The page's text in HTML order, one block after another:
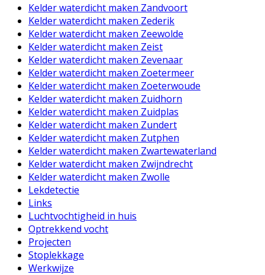
Kelder waterdicht maken Zandvoort
Kelder waterdicht maken Zederik
Kelder waterdicht maken Zeewolde
Kelder waterdicht maken Zeist
Kelder waterdicht maken Zevenaar
Kelder waterdicht maken Zoetermeer
Kelder waterdicht maken Zoeterwoude
Kelder waterdicht maken Zuidhorn
Kelder waterdicht maken Zuidplas
Kelder waterdicht maken Zundert
Kelder waterdicht maken Zutphen
Kelder waterdicht maken Zwartewaterland
Kelder waterdicht maken Zwijndrecht
Kelder waterdicht maken Zwolle
Lekdetectie
Links
Luchtvochtigheid in huis
Optrekkend vocht
Projecten
Stoplekkage
Werkwijze